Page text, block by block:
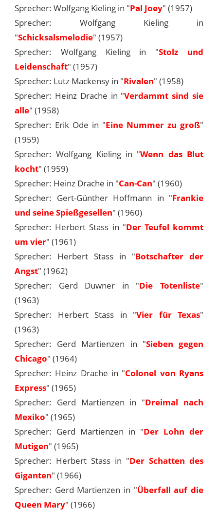
Sprecher: Wolfgang Kieling in "Pal Joey" (1957)
Sprecher: Wolfgang Kieling in
"Schicksalsmelodie" (1957)
Sprecher: Wolfgang Kieling in "Stolz und
Leidenschaft" (1957)
Sprecher: Lutz Mackensy in "Rivalen" (1958)
Sprecher: Heinz Drache in "Verdammt sind sie
alle" (1958)
Sprecher: Erik Ode in "Eine Nummer zu groß"
(1959)
Sprecher: Wolfgang Kieling in "Wenn das Blut
kocht" (1959)
Sprecher: Heinz Drache in "Can-Can" (1960)
Sprecher: Gert-Günther Hoffmann in "Frankie
und seine Spießgesellen" (1960)
Sprecher: Herbert Stass in "Der Teufel kommt
um vier" (1961)
Sprecher: Herbert Stass in "Botschafter der
Angst" (1962)
Sprecher: Gerd Duwner in "Die Totenliste"
(1963)
Sprecher: Herbert Stass in "Vier für Texas"
(1963)
Sprecher: Gerd Martienzen in "Sieben gegen
Chicago" (1964)
Sprecher: Heinz Drache in "Colonel von Ryans
Express" (1965)
Sprecher: Gerd Martienzen in "Dreimal nach
Mexiko" (1965)
Sprecher: Gerd Martienzen in "Der Lohn der
Mutigen" (1965)
Sprecher: Herbert Stass in "Der Schatten des
Giganten" (1966)
Sprecher: Gerd Martienzen in "Überfall auf die
Queen Mary" (1966)